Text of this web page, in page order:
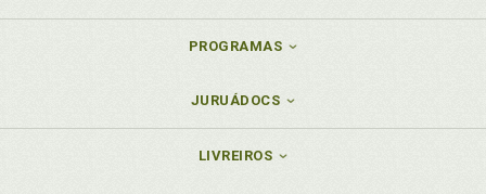
PROGRAMAS
JURUÁDOCS
LIVREIROS